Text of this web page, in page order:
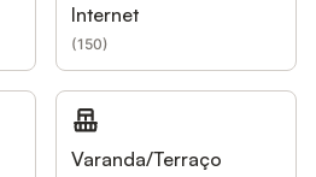
Internet
(150)
Varanda/Terraço